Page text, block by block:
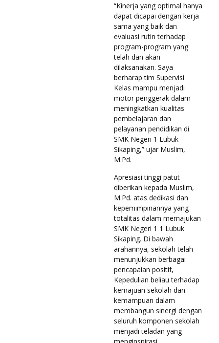
“Kinerja yang optimal hanya
dapat dicapai dengan kerja
sama yang baik dan
evaluasi rutin terhadap
program-program yang
telah dan akan
dilaksanakan. Saya
berharap tim Supervisi
Kelas mampu menjadi
motor penggerak dalam
meningkatkan kualitas
pembelajaran dan
pelayanan pendidikan di
SMK Negeri 1 Lubuk
Sikaping,” ujar Muslim,
M.Pd.
Apresiasi tinggi patut
diberikan kepada Muslim,
M.Pd. atas dedikasi dan
kepemimpinannya yang
totalitas dalam memajukan
SMK Negeri 1 1 Lubuk
Sikaping. Di bawah
arahannya, sekolah telah
menunjukkan berbagai
pencapaian positif,
Kepedulian beliau terhadap
kemajuan sekolah dan
kemampuan dalam
membangun sinergi dengan
seluruh komponen sekolah
menjadi teladan yang